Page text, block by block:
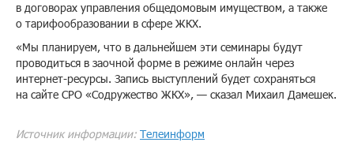
в договорах управления общедомовым имуществом, а также
о тарифообразовании в сфере ЖКХ.
«Мы планируем, что в дальнейшем эти семинары будут
проводиться в заочной форме в режиме онлайн через
интернет-ресурсы. Запись выступлений будет сохраняться
на сайте СРО «Содружество ЖКХ», — сказал Михаил Дамешек.
Источник информации: Телеинформ